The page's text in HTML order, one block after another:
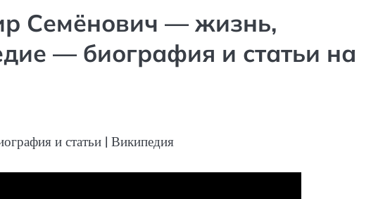
Семёнович — жизнь,
— биография и статьи на